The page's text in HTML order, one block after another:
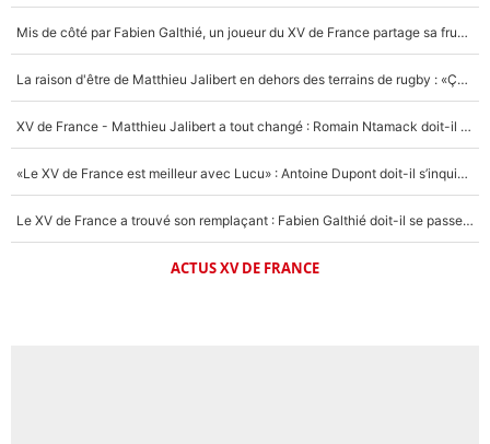
Mis de côté par Fabien Galthié, un joueur du XV de France partage sa frustration : «ils ne me l’ont pas dit tout de suite»
La raison d'être de Matthieu Jalibert en dehors des terrains de rugby : «Ça m'atteint autant que si tu touches à un membre de ma famille»
XV de France - Matthieu Jalibert a tout changé : Romain Ntamack doit-il s’inquiéter pour sa place à un an de la Coupe du monde ?
«Le XV de France est meilleur avec Lucu» : Antoine Dupont doit-il s’inquiéter pour sa place ?
Le XV de France a trouvé son remplaçant : Fabien Galthié doit-il se passer d'Antoine Dupont ?
ACTUS XV DE FRANCE